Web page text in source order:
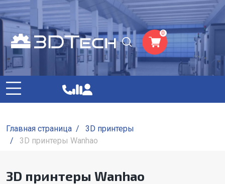
0
Главная страница /
3D принтеры
/
3D принтеры Wanhao
3D принтеры Wanhao